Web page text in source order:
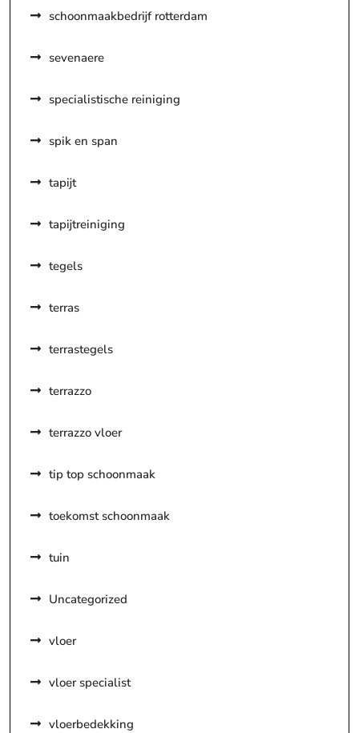
schoonmaakbedrijf rotterdam
sevenaere
specialistische reiniging
spik en span
tapijt
tapijtreiniging
tegels
terras
terrastegels
terrazzo
terrazzo vloer
tip top schoonmaak
toekomst schoonmaak
tuin
Uncategorized
vloer
vloer specialist
vloerbedekking